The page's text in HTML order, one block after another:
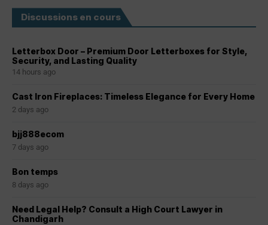
Discussions en cours
Letterbox Door – Premium Door Letterboxes for Style,
Security, and Lasting Quality
14 hours ago
Cast Iron Fireplaces: Timeless Elegance for Every Home
2 days ago
bjj888ecom
7 days ago
Bon temps
8 days ago
Need Legal Help? Consult a High Court Lawyer in
Chandigarh